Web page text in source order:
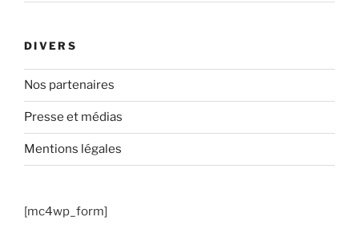
DIVERS
Nos partenaires
Presse et médias
Mentions légales
[mc4wp_form]